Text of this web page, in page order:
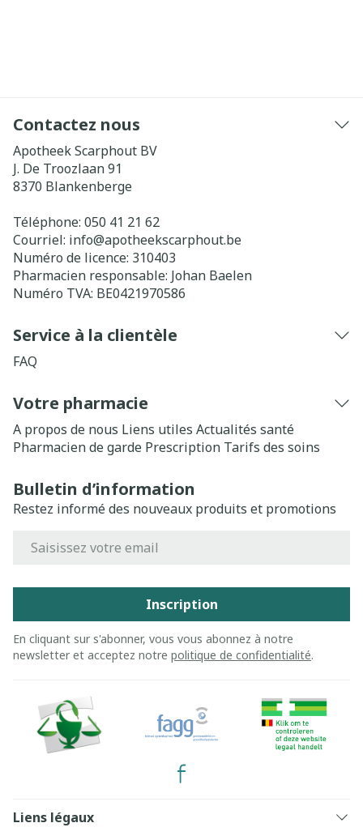
Contactez nous
Apotheek Scarphout BV
J. De Troozlaan 91
8370 Blankenberge
Téléphone: 050 41 21 62
Courriel: info@apotheekscarphout.be
Numéro de licence: 310403
Pharmacien responsable: Johan Baelen
Numéro TVA: BE0421970586
Service à la clientèle
FAQ
Votre pharmacie
A propos de nous Liens utiles Actualités santé
Pharmacien de garde Prescription Tarifs des soins
Bulletin d’information
Restez informé des nouveaux produits et promotions
Inscription
En cliquant sur s'abonner, vous vous abonnez à notre
newsletter et acceptez notre politique de confidentialité.
Liens légaux